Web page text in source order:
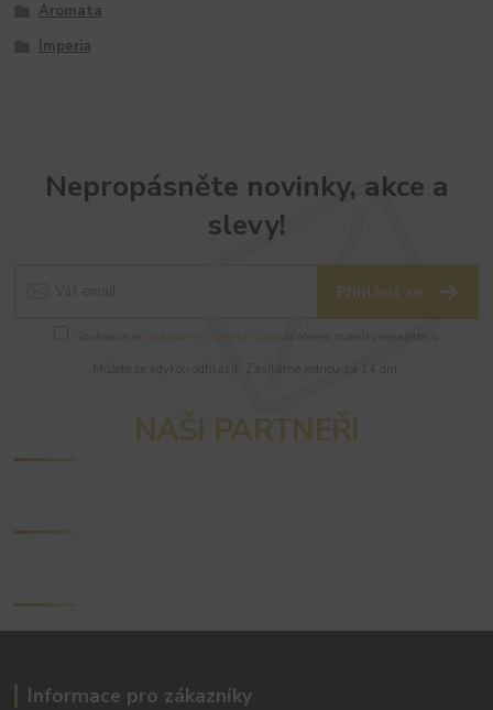
Aromata
Imperia
Nepropásněte novinky, akce a
slevy!
Přihlásit se
zpracováním osobních údajů
NAŠI PARTNEŘI
Informace pro zákazníky